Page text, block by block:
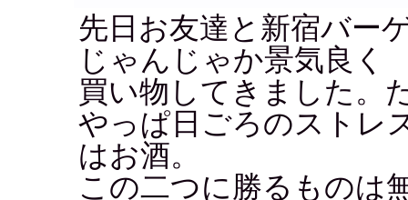
先日お友達と新宿バー
じゃんじゃか景気良く
買い物してきました。
やっぱ日ごろのストレ
はお酒。
この二つに勝るものは